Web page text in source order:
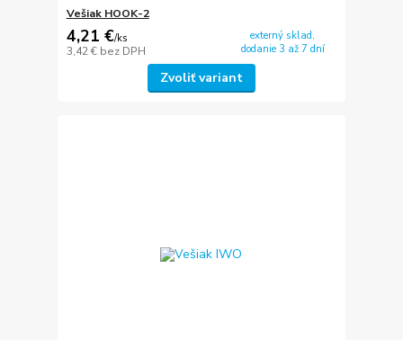
Vešiak HOOK-2
4,21 €/ks
3,42 € bez DPH
externý sklad,
dodanie 3 až 7 dní
Zvoliť variant